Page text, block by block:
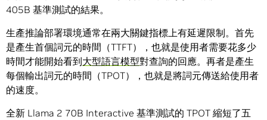
405B 基準測試的結果。
生產推論部署環境通常在兩大關鍵指標上有延遲限制。首先
是產生首個詞元的時間（TTFT），也就是使用者需要花多少
時間才能開始看到大型語言模型對查詢的回應。再者是產生
每個輸出詞元的時間（TPOT），也就是將詞元傳送給使用者
的速度。
全新 Llama 2 70B Interactive 基準測試的 TPOT 縮短了五